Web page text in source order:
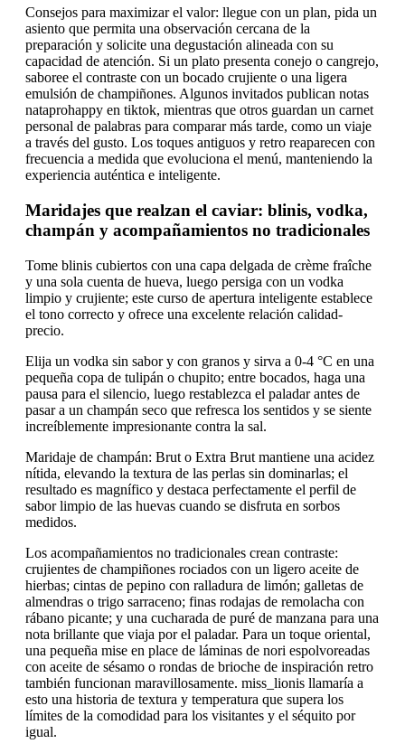
Consejos para maximizar el valor: llegue con un plan, pida un
asiento que permita una observación cercana de la
preparación y solicite una degustación alineada con su
capacidad de atención. Si un plato presenta conejo o cangrejo,
saboree el contraste con un bocado crujiente o una ligera
emulsión de champiñones. Algunos invitados publican notas
nataprohappy en tiktok, mientras que otros guardan un carnet
personal de palabras para comparar más tarde, como un viaje
a través del gusto. Los toques antiguos y retro reaparecen con
frecuencia a medida que evoluciona el menú, manteniendo la
experiencia auténtica e inteligente.
Maridajes que realzan el caviar: blinis, vodka,
champán y acompañamientos no tradicionales
Tome blinis cubiertos con una capa delgada de crème fraîche
y una sola cuenta de hueva, luego persiga con un vodka
limpio y crujiente; este curso de apertura inteligente establece
el tono correcto y ofrece una excelente relación calidad-
precio.
Elija un vodka sin sabor y con granos y sirva a 0-4 °C en una
pequeña copa de tulipán o chupito; entre bocados, haga una
pausa para el silencio, luego restablezca el paladar antes de
pasar a un champán seco que refresca los sentidos y se siente
increíblemente impresionante contra la sal.
Maridaje de champán: Brut o Extra Brut mantiene una acidez
nítida, elevando la textura de las perlas sin dominarlas; el
resultado es magnífico y destaca perfectamente el perfil de
sabor limpio de las huevas cuando se disfruta en sorbos
medidos.
Los acompañamientos no tradicionales crean contraste:
crujientes de champiñones rociados con un ligero aceite de
hierbas; cintas de pepino con ralladura de limón; galletas de
almendras o trigo sarraceno; finas rodajas de remolacha con
rábano picante; y una cucharada de puré de manzana para una
nota brillante que viaja por el paladar. Para un toque oriental,
una pequeña mise en place de láminas de nori espolvoreadas
con aceite de sésamo o rondas de brioche de inspiración retro
también funcionan maravillosamente. miss_lionis llamaría a
esto una historia de textura y temperatura que supera los
límites de la comodidad para los visitantes y el séquito por
igual.